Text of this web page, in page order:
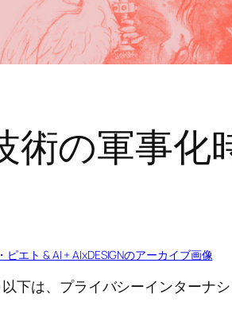
術の軍事化
ピエト & AI + AIxDESIGNのアーカイブ画像
下は、プライバシーインターナ